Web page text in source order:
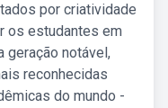
por criatividade
os estudantes em
geração notável,
reconhecidas
do mundo -